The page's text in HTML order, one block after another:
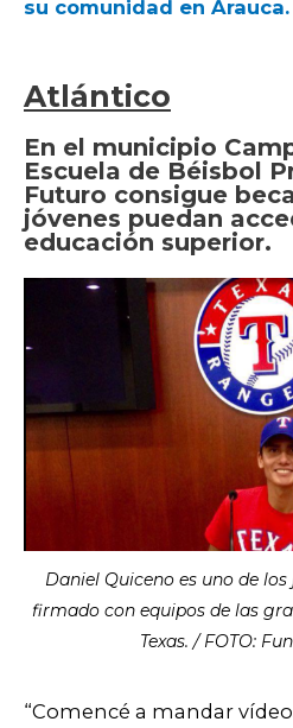
su comunidad en Arauca.
Atlántico
En el municipio
Escuela de Béisbol
Futuro consigue
jóvenes puedan
educación superior.
Daniel Quiceno es uno de
firmado con equipos de las
Texas. / FOTO:
“Comencé a mandar